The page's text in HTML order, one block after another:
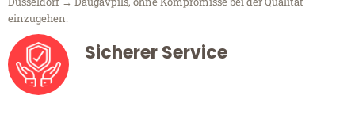
einzugehen.
Sicherer Service